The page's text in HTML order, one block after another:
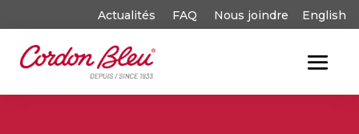
Actualités FAQ Nous joindre English